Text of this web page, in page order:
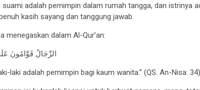
suami adalah pemimpin dalam rumah tangga, dan istrinya
kasih sayang dan tanggung jawab.
menegaskan dalam Al-Qur’an:
الرِّجَالُ قَوَّامُونَ
laki adalah pemimpin bagi kaum wanita.” (QS. An-Nisa: 34)